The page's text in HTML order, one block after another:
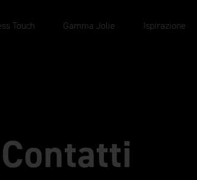
Touch Gamma Jolie Ispirazione
Contatti